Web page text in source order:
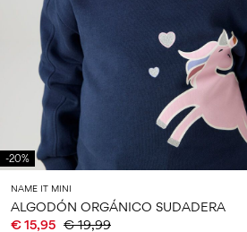
-20%
NAME IT MINI
ALGODÓN ORGÁNICO SUDADERA
€ 15,95 € 19,99